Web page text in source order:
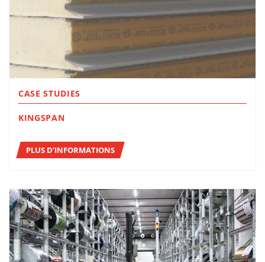
CASE STUDIES
KINGSPAN
PLUS D’INFORMATIONS